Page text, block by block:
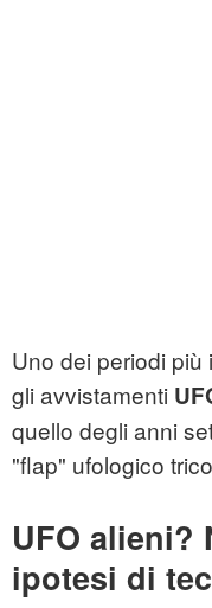
Uno dei periodi
gli avvistamenti
quello degli anni
"flap" ufologico
UFO alieni?
ipotesi di